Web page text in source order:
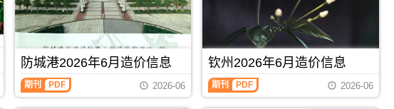
防城港2026年6月造价信息
防
城
期刊 PDF 2026-06
钦州2026年6月造价信息
钦
州
期刊 PDF 2026-06